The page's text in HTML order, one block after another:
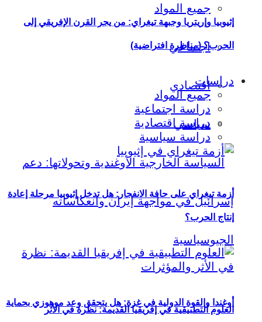
جميع المواد
اجتماعي
اقتصادي
سياسي
أوغندا والقوة الدولية في غزة: هل يتحقق وعد موهوزي بحماية
إثيوبيا وإريتريا وجبهة تيغراي: من يجر القرن الإفريقي إلى
الحرب؟ (مناظرة افتراضية)
دراسات
جميع المواد
دراسة اجتماعية
دراسة اقتصادية
دراسة سياسية
أزمة تيغراي على حافة الانفجار: هل تدخل إثيوبيا مرحلة إعادة
إنتاج الحرب؟
العلوم التطبيقية في إفريقيا القديمة: نظرة في الأثر